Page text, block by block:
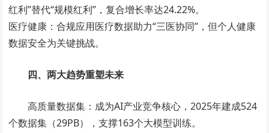
红利”替代“规模红利”，复合增长率达24.22%。
医疗健康：合规应用医疗数据助力“三医协同”，但个人健康
数据安全为关键挑战。
四、两大趋势重塑未来
高质量数据集：成为AI产业竞争核心，2025年建成524
个数据集（29PB），支撑163个大模型训练。